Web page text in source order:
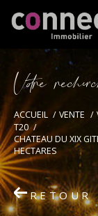
Vore rece
ACCUEIL VENTE
T20
CHATEAU DU XIX
HECTARES
RETOUR
et trouver
critères
Type
d'offre
Vente